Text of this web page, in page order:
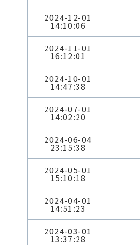
2024-12-01
14:10:06
2024-11-01
16:12:01
2024-10-01
14:47:38
2024-07-01
14:02:20
2024-06-04
23:15:38
2024-05-01
15:10:18
2024-04-01
14:51:23
2024-03-01
13:37:28